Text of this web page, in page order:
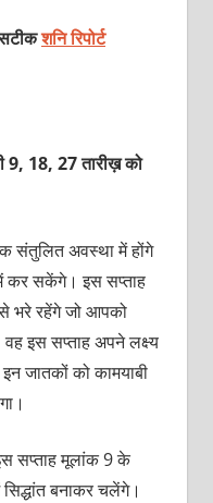
सटीकशनि रिपोर्ट
9, 18, 27 तारीख़ को
संतुलित अवस्था में होंगे
कर सकेंगे। इस सप्ताह
भरे रहेंगे जो आपको
इस सप्ताह अपने लक्ष्य
जातकों को कामयाबी
सप्ताह मूलांक 9 के
बनाकर चलेंगे।